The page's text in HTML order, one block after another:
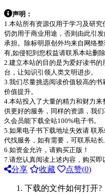
声明：
1.本站所有资源仅用于学习及研
切勿用于商业用途，否则由此引
承担。除标明原创外均来自网络
有,如侵犯到您权益请联系本站删
2.建立本站的目的是为爱好读书
台，让知识引领人类文明进步。
3.我们尽量挑选阅读价值较高的
价值提升。
4.本站投入了大量的精力和财力
供更好的服务，同样的资源，我
久会员能下载全站100%电子书。
5.如果电子书下载地址失效请 联
代找服务，如有需要，可联系站长
6.如资金允许，请购买正版！
7.请您认真阅读上述内容，购买即
分享 收藏 点赞(0)
下载的文件如何打开?